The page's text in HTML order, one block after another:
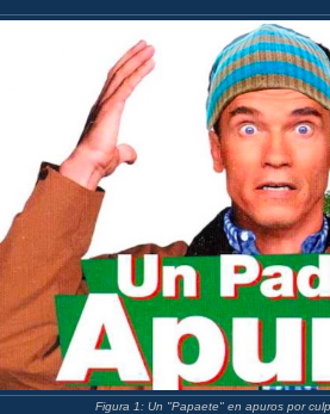
Figura 1: Un "Papaete" en apuros por